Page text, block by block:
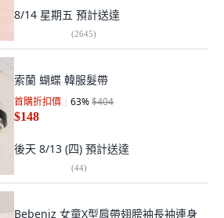
8/14 星期五 預計送達
(2645)
索蘭 蝴蝶 韓服髮帶
首購折扣價 63%$404
$148
後天 8/13 (四) 預計送達
(44)
Bebeniz 女童X型肩帶翅膀袖長袖連身